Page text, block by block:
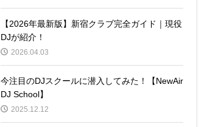
【2026年最新版】新宿クラブ完全ガイド｜現役
DJが紹介！
2026.04.03
今注目のDJスクールに潜入してみた！【NewAir
DJ School】
2025.12.12